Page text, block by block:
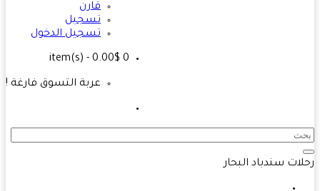
قارن
تسجيل
تسجيل الدخول
item(s)
- 0.00$
عربة التسوق فارغة !
سندباد البحار